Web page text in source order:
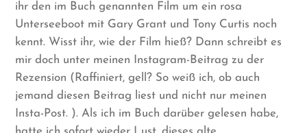
ihr den im Buch genannten Film um ein rosa
Unterseeboot mit Gary Grant und Tony Curtis noch
kennt. Wisst ihr, wie der Film hieß? Dann schreibt es
mir doch unter meinen Instagram-Beitrag zu der
Rezension (Raffiniert, gell? So weiß ich, ob auch
jemand diesen Beitrag liest und nicht nur meinen
Insta-Post. ). Als ich im Buch darüber gelesen habe,